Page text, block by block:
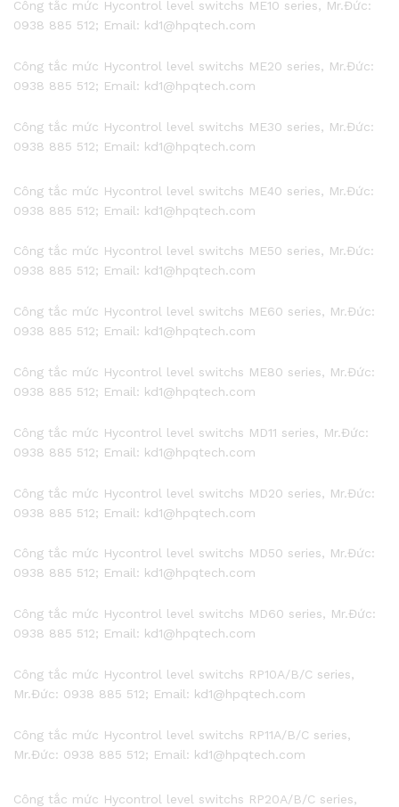
Công tắc mức Hycontrol level switchs ME10 series, Mr.Đức:
0938 885 512; Email: kd1@hpqtech.com
Công tắc mức Hycontrol level switchs ME20 series, Mr.Đức:
0938 885 512; Email: kd1@hpqtech.com
Công tắc mức Hycontrol level switchs ME30 series, Mr.Đức:
0938 885 512; Email: kd1@hpqtech.com
Công tắc mức Hycontrol level switchs ME40 series, Mr.Đức:
0938 885 512; Email: kd1@hpqtech.com
Công tắc mức Hycontrol level switchs ME50 series, Mr.Đức:
0938 885 512; Email: kd1@hpqtech.com
Công tắc mức Hycontrol level switchs ME60 series, Mr.Đức:
0938 885 512; Email: kd1@hpqtech.com
Công tắc mức Hycontrol level switchs ME80 series, Mr.Đức:
0938 885 512; Email: kd1@hpqtech.com
Công tắc mức Hycontrol level switchs MD11 series, Mr.Đức:
0938 885 512; Email: kd1@hpqtech.com
Công tắc mức Hycontrol level switchs MD20 series, Mr.Đức:
0938 885 512; Email: kd1@hpqtech.com
Công tắc mức Hycontrol level switchs MD50 series, Mr.Đức:
0938 885 512; Email: kd1@hpqtech.com
Công tắc mức Hycontrol level switchs MD60 series, Mr.Đức:
0938 885 512; Email: kd1@hpqtech.com
Công tắc mức Hycontrol level switchs RP10A/B/C series,
Mr.Đức: 0938 885 512; Email: kd1@hpqtech.com
Công tắc mức Hycontrol level switchs RP11A/B/C series,
Mr.Đức: 0938 885 512; Email: kd1@hpqtech.com
Công tắc mức Hycontrol level switchs RP20A/B/C series,